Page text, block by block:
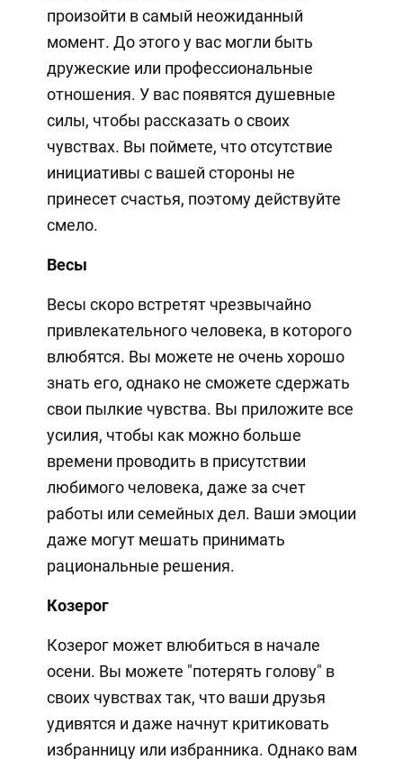
произойти в самый неожиданный
момент. До этого у вас могли быть
дружеские или профессиональные
отношения. У вас появятся душевные
силы, чтобы рассказать о своих
чувствах. Вы поймете, что отсутствие
инициативы с вашей стороны не
принесет счастья, поэтому действуйте
смело.
Весы
Весы скоро встретят чрезвычайно
привлекательного человека, в которого
влюбятся. Вы можете не очень хорошо
знать его, однако не сможете сдержать
свои пылкие чувства. Вы приложите все
усилия, чтобы как можно больше
времени проводить в присутствии
любимого человека, даже за счет
работы или семейных дел. Ваши эмоции
даже могут мешать принимать
рациональные решения.
Козерог
Козерог может влюбиться в начале
осени. Вы можете "потерять голову" в
своих чувствах так, что ваши друзья
удивятся и даже начнут критиковать
избранницу или избранника. Однако вам